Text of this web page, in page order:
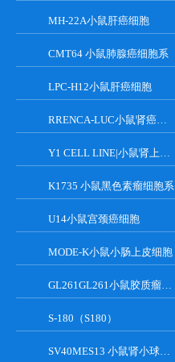
MH-22A小鼠肝癌细胞
CMT64 小鼠肺腺癌细胞系
LPC-H12小鼠肝癌细胞
RRENCA-LUC小鼠肾癌细胞LUC转染株
Y1 CELL LINE|小鼠肾上腺皮质瘤细胞
K1735 小鼠黑色素瘤细胞系
U14小鼠宫颈癌细胞
MODE-K小鼠小肠上皮细胞
GL261GL261小鼠胶质瘤细胞
S-180（S180）
SV40MES13 小鼠肾小球系膜细胞